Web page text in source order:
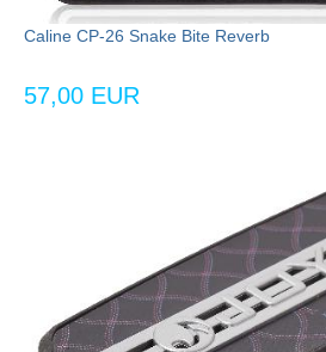
Caline CP-26 Snake Bite Reverb
57,00 EUR